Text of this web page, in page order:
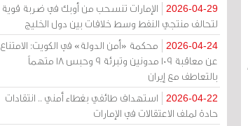
2026-04-29
الإمارات تنسحب من أوبك في ضربة قوية
لتحالف منتجي النفط وسط خلافات بين دول الخليج
2026-04-24
محكمة «أمن الدولة» في الكويت: الامتناع
عن معاقبة 109 مدونين وتبرئة 9 وحبس 18 متهماً
بالتعاطف مع إيران
2026-04-22
استهداف طائفي بغطاء أمني .. انتقادات
حادة لملف الاعتقالات في الإمارات